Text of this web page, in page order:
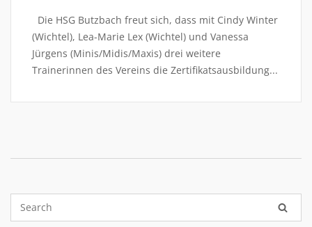
Die HSG Butzbach freut sich, dass mit Cindy Winter
(Wichtel), Lea-Marie Lex (Wichtel) und Vanessa
Jürgens (Minis/Midis/Maxis) drei weitere
Trainerinnen des Vereins die Zertifikatsausbildung...